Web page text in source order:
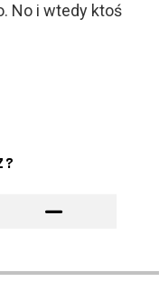
No i wtedy ktoś